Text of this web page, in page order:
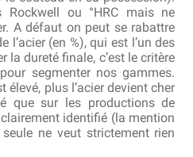
Rockwell ou °HRC mais ne
A défaut on peut se rabattre
l’acier (en %), qui est l’un des
la dureté finale, c’est le critère
segmenter nos gammes.
élevé, plus l’acier devient cher
que sur les productions de
identifié (la mention
ne veut strictement rien